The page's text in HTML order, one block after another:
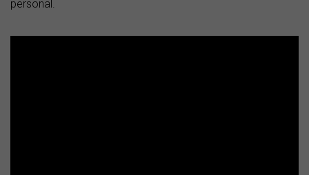
personal.